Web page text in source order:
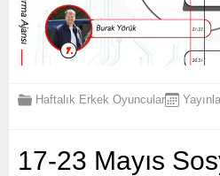
Haftalık Erkek Oyuncular
17-23 Mayıs